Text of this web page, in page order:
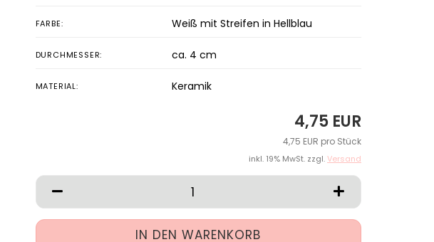
FARBE: Weiß mit Streifen in Hellblau
DURCHMESSER: ca. 4 cm
MATERIAL: Keramik
4,75 EUR
4,75 EUR pro Stück
inkl. 19% MwSt. zzgl.Versand